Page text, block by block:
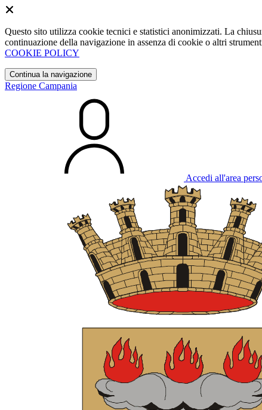
Questo sito utilizza cookie tecnici e statistici anonimizzati. La
continuazione della navigazione in assenza di cookie o altri
COOKIE POLICY
Continua la navigazione
Regione Campania
Accedi all'area